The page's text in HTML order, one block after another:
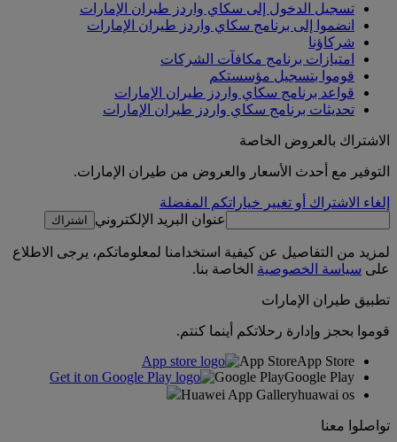
تسجيل الدخول إلى سكاي واردز طيران الإمارات
انضموا إلى برنامج سكاي واردز طيران الإمارات
شركاؤنا
امتيازات برنامج مكافآت الشركات
قوموا بتسجيل مؤسستكم
قواعد برنامج سكاي واردز طيران الإمارات
تحديثات برنامج سكاي واردز طيران الإمارات
الاشتراك بالعروض الخاصة
التوفير مع أحدث الأسعار والعروض من طيران الإمارات.
إلغاء الاشتراك أو تغيير خياراتكم المفضلة
عنوان البريد الإلكتروني
اشتراك
لمزيد من التفاصيل عن كيفية استخدامنا لمعلوماتكم، يرجى الاطلاع
على سياسة الخصوصية الخاصة بنا.
تطبيق طيران الإمارات
قوموا بحجز وإدارة رحلاتكم أينما كنتم.
App StoreApp Store
Google PlayGoogle Play
Huawei App Galleryhuawai os
تواصلوا معنا